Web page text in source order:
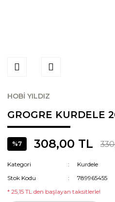
HOBİ YILDIZ
GROGRE KURDELE
%7 308,00 TL
Kategori
Kurdele
Stok Kodu
789965455
* 25,15 TL den başlayan taksitlerle!